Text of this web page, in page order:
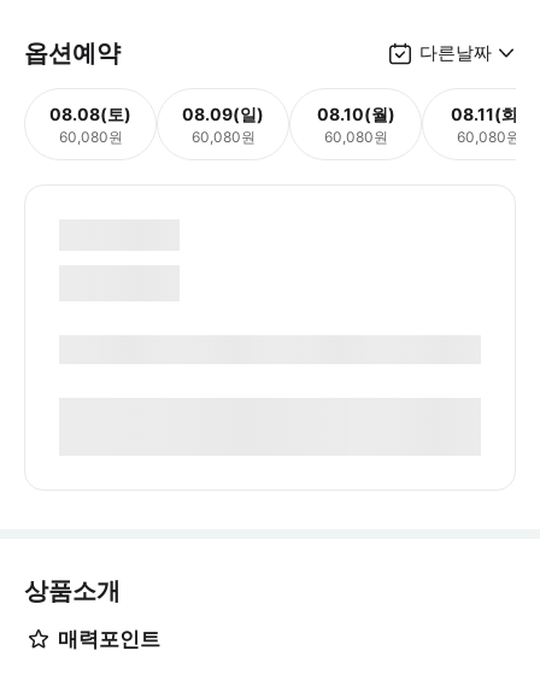
옵션예약 다른날짜
08.08(토)
60,080원
08.09(일)
60,080원
08.10(월)
60,080원
08.11(화)
60,080원
상품소개
매력포인트